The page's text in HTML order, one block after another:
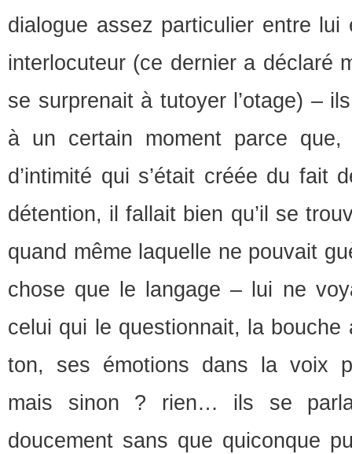
dialogue assez particulier entre lui
interlocuteur (ce dernier a déclaré
se surprenait à tutoyer l’otage) –
à un certain moment parce
d’intimité qui s’était créée du fait
détention, il fallait bien qu’il se
quand même laquelle ne pouvait
chose que le langage – lui ne
celui qui le questionnait, la bouche
ton, ses émotions dans la voix
mais sinon ? rien… ils se
doucement sans que quiconque